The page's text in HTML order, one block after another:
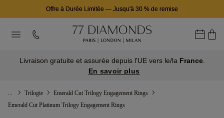
Offre à Durée Limitée — Jusqu'à 30 % de remise
Livraison gratuite et assurée depuis l'UE vers le/la France.
En savoir plus
Trilogie
Emerald Cut Trilogy Engagement Rings
Emerald Cut Platinum Trilogy Engagement Rings